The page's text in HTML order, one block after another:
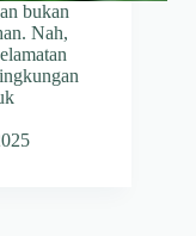
bukan
Nah,